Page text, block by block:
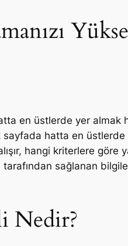
en üstlerde yer almak
sayfada hatta en
hangi kriterlere göre
tarafından sağlanan
Nedir?